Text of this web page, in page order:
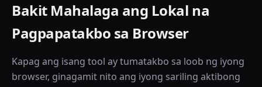
Bakit Mahalaga ang Lokal na
Pagpapatakbo sa Browser
Kapag ang isang tool ay tumatakbo sa loob ng iyong
browser, ginagamit nito ang iyong sariling aktibong